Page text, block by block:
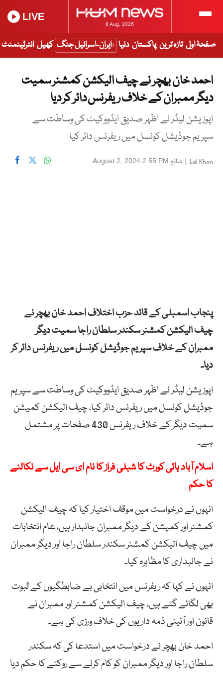
8 Aug, 2026
LIVE
صفحۂ اول تازہ ترین پاکستان دنیا ایران-اسرائیل جنگ کھیل انٹرٹینمنٹ
احمد خان بھچر نے چیف الیکشن کمشنر سمیت
دیگر ممبران کے خلاف ریفرنس دائر کر دیا
اپوزیشن لیڈر نے اظہر صدیق ایڈووکیٹ کی وساطت سے
سپریم جوڈیشل کونسل میں ریفرنس دائر کیا
Lal Khan
| شائع August 2, 2024 2:55 PM
پنجاب اسمبلی کے قائد حزب اختلاف احمد خان بھچر نے
چیف الیکشن کمشنر سکندر سلطان راجا سمیت دیگر
ممبران کے خلاف سپریم جوڈیشل کونسل میں ریفرنس دائر کر
دیا۔
اپوزیشن لیڈر نے اظہر صدیق ایڈووکیٹ کی وساطت سے سپریم
جوڈیشل کونسل میں ریفرنس دائر کیا، چیف الیکشن کمیشن
سمیت دیگر کے خلاف ریفرنس 430 صفحات پر مشتمل
ہے۔
اسلام آباد ہائی کورٹ کا شبلی فراز کا نام ای سی ایل سے نکالنے
کا حکم
انہوں نے درخواست میں موقف اختیار کیا کہ چیف الیکشن
کمشنر اور کمیشن کے دیگر ممبران جانبدار ہیں، عام انتخابات
میں چیف الیکشن کمشنر سکندر سلطان راجا اور دیگر ممبران
نے جانبداری کا مظاہرہ کیا۔
انہوں نے کہا کہ ریفرنس میں انتخابی بے ضابطگیوں کے ثبوت
بھی لگائے گئے ہیں، چیف الیکشن کمشنر اور ممبران نے
قانون اور آئینی ذمہ داریوں کی خلاف ورزی کی ہے۔
احمد خان بھچر نے درخواست میں استدعا کی کہ سکندر
سلطان راجا اور دیگر ممبران کو کام کرنے سے روکنے کا حکم دیا